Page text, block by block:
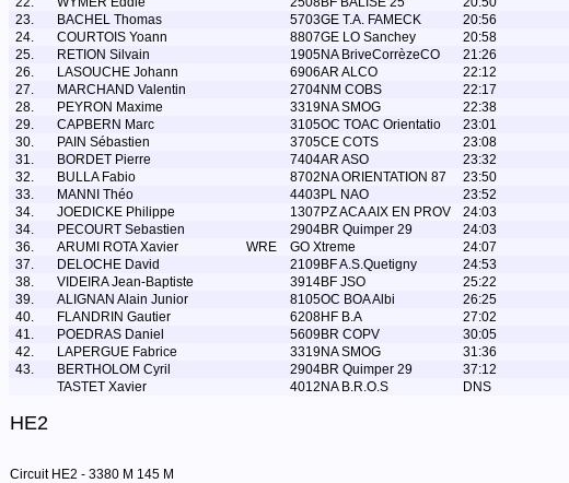
23.
BACHEL Thomas 5703GE T.A. FAMECK
20:56
24.
COURTOIS Yoann 8807GE LO Sanchey
20:58
25.
RETION Silvain 1905NA BriveCorrèzeCO
21:26
26.
LASOUCHE Johann 6906AR ALCO
22:12
27.
MARCHAND Valentin 2704NM COBS
22:17
28.
PEYRON Maxime 3319NA SMOG
22:38
29.
CAPBERN Marc 3105OC TOAC Orientatio
23:01
30.
PAIN Sébastien 3705CE COTS
23:08
31.
BORDET Pierre 7404AR ASO
23:32
32.
BULLA Fabio 8702NA ORIENTATION 87
23:50
33.
MANNI Théo 4403PL NAO
23:52
34.
JOEDICKE Philippe 1307PZ ACA AIX EN PROV
24:03
34.
PECOURT Sebastien 2904BR Quimper 29
24:03
36.
ARUMI ROTA Xavier WRE GO Xtreme
24:07
37.
DELOCHE David 2109BF A.S.Quetigny
24:53
38.
VIDEIRA Jean-Baptiste 3914BF JSO
25:22
39.
ALIGNAN Alain Junior 8105OC BOA Albi
26:25
40.
FLANDRIN Gautier 6208HF B.A
27:02
41.
POEDRAS Daniel 5609BR COPV
30:05
42.
LAPERGUE Fabrice 3319NA SMOG
31:36
43.
BERTHOLOM Cyril 2904BR Quimper 29
37:12
TASTET Xavier
4012NA B.R.O.S DNS
HE2
Circuit HE2 - 3380 M 145 M